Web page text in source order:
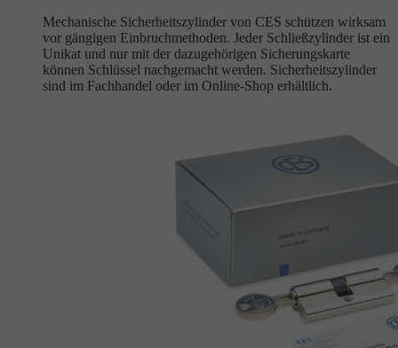
Mechanische Sicherheitszylinder von CES schützen wirksam
vor gängigen Einbruchmethoden. Jeder Schließzylinder ist ein
Unikat und nur mit der dazugehörigen Sicherungskarte
können Schlüssel nachgemacht werden. Sicherheitszylinder
sind im Fachhandel oder im Online-Shop erhältlich.